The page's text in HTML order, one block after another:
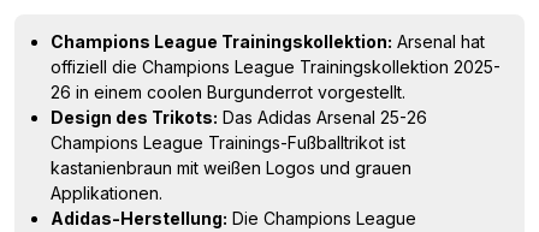
Champions League Trainingskollektion: Arsenal hat
offiziell die Champions League Trainingskollektion 2025-
26 in einem coolen Burgunderrot vorgestellt.
Design des Trikots: Das Adidas Arsenal 25-26
Champions League Trainings-Fußballtrikot ist
kastanienbraun mit weißen Logos und grauen
Applikationen.
Adidas-Herstellung: Die Champions League